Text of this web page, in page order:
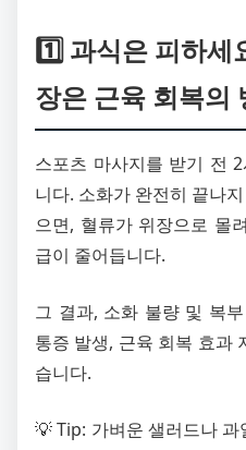
1️⃣ 과식은 피하
장은 근육 회복의
스포츠 마사지를 받기 전
니다. 소화가 완전히 끝나
으면, 혈류가 위장으로 몰
급이 줄어듭니다.
그 결과, 소화 불량 및 복
통증 발생, 근육 회복 효과
습니다.
💡 Tip: 가벼운 샐러드나